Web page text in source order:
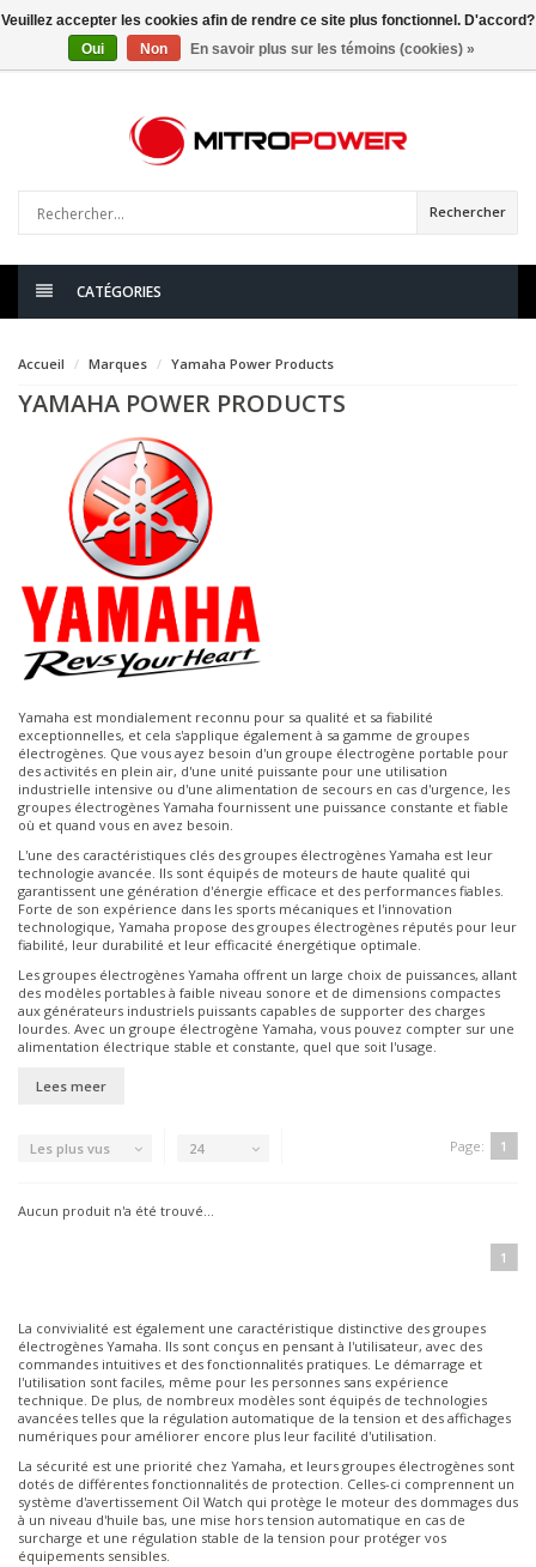
0articles
Rechercher
CATÉGORIES
Accueil Marques Yamaha Power Products
YAMAHA POWER PRODUCTS
Yamaha est mondialement reconnu pour sa qualité et sa fiabilité
exceptionnelles, et cela s'applique également à sa gamme de groupes
électrogènes. Que vous ayez besoin d'un groupe électrogène portable pour
des activités en plein air, d'une unité puissante pour une utilisation
industrielle intensive ou d'une alimentation de secours en cas d'urgence, les
groupes électrogènes Yamaha fournissent une puissance constante et fiable
où et quand vous en avez besoin.
L'une des caractéristiques clés des groupes électrogènes Yamaha est leur
technologie avancée. Ils sont équipés de moteurs de haute qualité qui
garantissent une génération d'énergie efficace et des performances fiables.
Forte de son expérience dans les sports mécaniques et l'innovation
technologique, Yamaha propose des groupes électrogènes réputés pour leur
fiabilité, leur durabilité et leur efficacité énergétique optimale.
Les groupes électrogènes Yamaha offrent un large choix de puissances, allant
des modèles portables à faible niveau sonore et de dimensions compactes
aux générateurs industriels puissants capables de supporter des charges
lourdes. Avec un groupe électrogène Yamaha, vous pouvez compter sur une
alimentation électrique stable et constante, quel que soit l'usage.
Lees meer
Les plus vus 24 Page: 1
Aucun produit n'a été trouvé...
1
La convivialité est également une caractéristique distinctive des groupes
électrogènes Yamaha. Ils sont conçus en pensant à l'utilisateur, avec des
commandes intuitives et des fonctionnalités pratiques. Le démarrage et
l'utilisation sont faciles, même pour les personnes sans expérience
technique. De plus, de nombreux modèles sont équipés de technologies
avancées telles que la régulation automatique de la tension et des affichages
numériques pour améliorer encore plus leur facilité d'utilisation.
La sécurité est une priorité chez Yamaha, et leurs groupes électrogènes sont
dotés de différentes fonctionnalités de protection. Celles-ci comprennent un
système d'avertissement Oil Watch qui protège le moteur des dommages dus
à un niveau d'huile bas, une mise hors tension automatique en cas de
surcharge et une régulation stable de la tension pour protéger vos
équipements sensibles.
Veuillez accepter les cookies afin de rendre ce site plus fonctionnel. D'accord?
Oui
Non En savoir plus sur les témoins (cookies) »